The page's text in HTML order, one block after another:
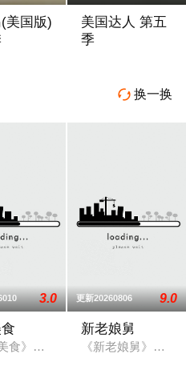
美国版)
美国达人 第五
季
 换一换
事人进入演播室，主持人和人
3.0
食》以人气小店、民间美食、
更新20260806 9.0
新老娘舅
《新老娘舅》栏